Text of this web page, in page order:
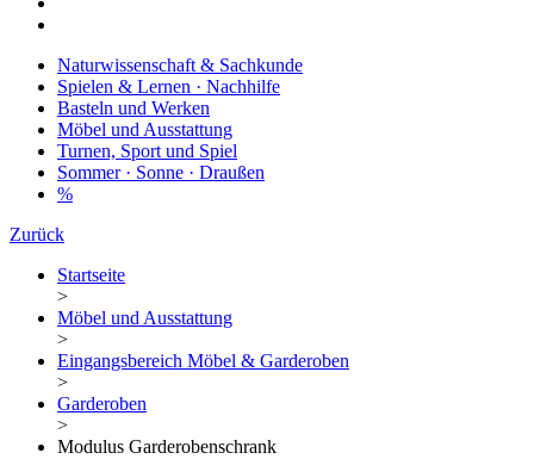
Naturwissenschaft & Sachkunde
Spielen & Lernen · Nachhilfe
Basteln und Werken
Möbel und Ausstattung
Turnen, Sport und Spiel
Sommer · Sonne · Draußen
%
Zurück
Startseite
>
Möbel und Ausstattung
>
Eingangsbereich Möbel & Garderoben
>
Garderoben
>
Modulus Garderobenschrank